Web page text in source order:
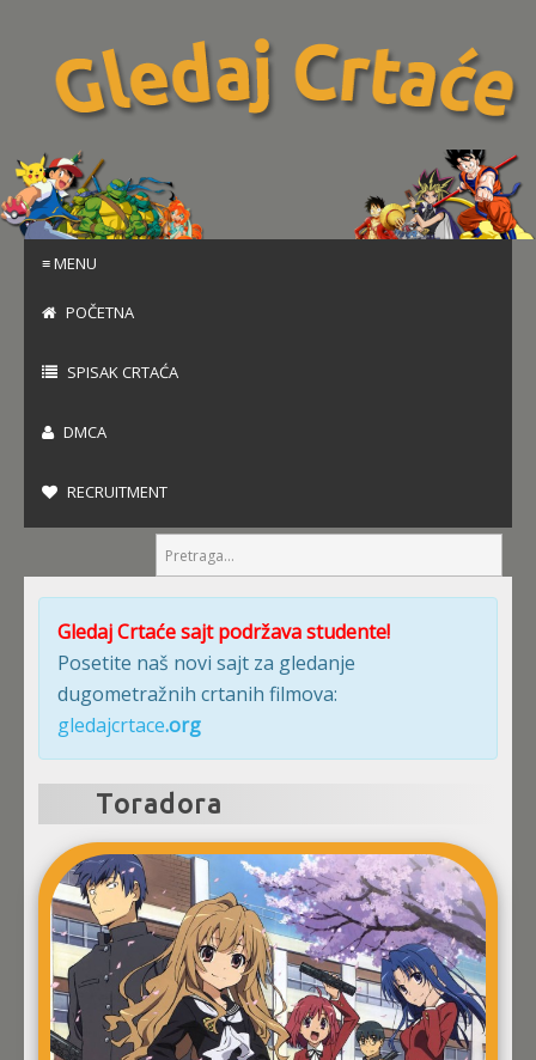
≡ MENU
POČETNA
SPISAK CRTAĆA
DMCA
RECRUITMENT
Gledaj Crtaće sajt podržava studente!
Posetite naš novi sajt za gledanje
dugometražnih crtanih filmova:
gledajcrtace.org
Toradora